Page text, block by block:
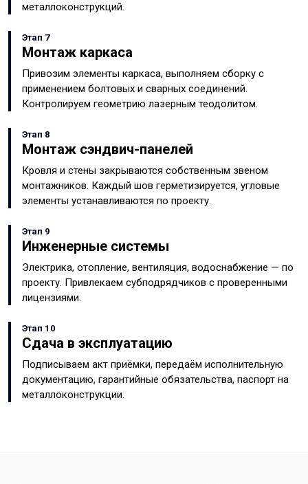
металлоконструкций.
Этап 7
Монтаж каркаса
Привозим элементы каркаса, выполняем сборку с
применением болтовых и сварных соединений.
Контролируем геометрию лазерным теодолитом.
Этап 8
Монтаж сэндвич-панелей
Кровля и стены закрываются собственным звеном
монтажников. Каждый шов герметизируется, угловые
элементы устанавливаются по проекту.
Этап 9
Инженерные системы
Электрика, отопление, вентиляция, водоснабжение — по
проекту. Привлекаем субподрядчиков с проверенными
лицензиями.
Этап 10
Сдача в эксплуатацию
Подписываем акт приёмки, передаём исполнительную
документацию, гарантийные обязательства, паспорт на
металлоконструкции.